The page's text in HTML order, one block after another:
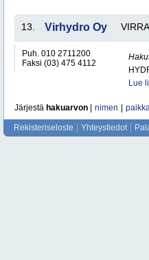
13. Virhydro Oy
Puh. 010 2711200
Faksi (03) 475 4112
Lue
Järjestä hakuarvon nimen
Rekisteriseloste Yhteystiedot